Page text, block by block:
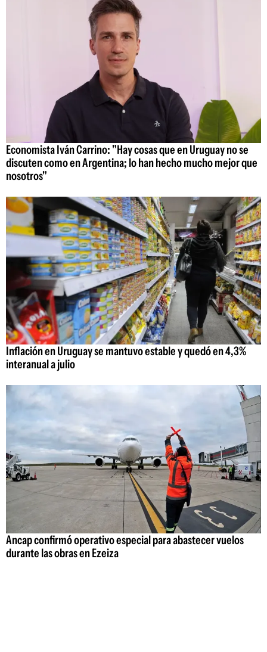
Economista Iván Carrino: "Hay cosas que en Uruguay no se
discuten como en Argentina; lo han hecho mucho mejor que
nosotros"
Inflación en Uruguay se mantuvo estable y quedó en 4,3%
interanual a julio
Ancap confirmó operativo especial para abastecer vuelos
durante las obras en Ezeiza